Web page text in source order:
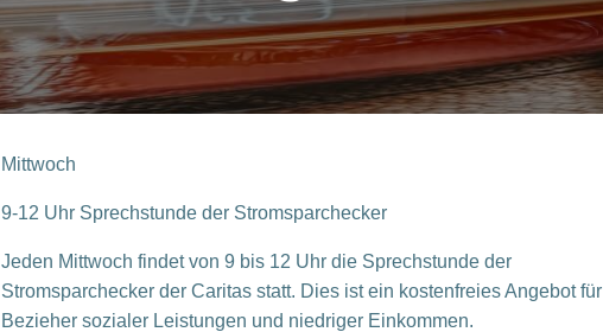
Mittwoch
9-12 Uhr Sprechstunde der Stromsparchecker
Jeden Mittwoch findet von 9 bis 12 Uhr die Sprechstunde der
Stromsparchecker der Caritas statt. Dies ist ein kostenfreies Angebot für
Bezieher sozialer Leistungen und niedriger Einkommen.